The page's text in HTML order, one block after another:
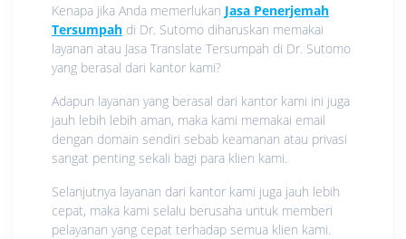
Kenapa jika Anda memerlukan Jasa Penerjemah
Tersumpah di Dr. Sutomo diharuskan memakai
layanan atau Jasa Translate Tersumpah di Dr. Sutomo
yang berasal dari kantor kami?
Adapun layanan yang berasal dari kantor kami ini juga
jauh lebih lebih aman, maka kami memakai email
dengan domain sendiri sebab keamanan atau privasi
sangat penting sekali bagi para klien kami.
Selanjutnya layanan dari kantor kami juga jauh lebih
cepat, maka kami selalu berusaha untuk memberi
pelayanan yang cepat terhadap semua klien kami.